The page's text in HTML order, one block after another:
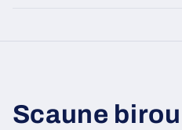
Scaune birou